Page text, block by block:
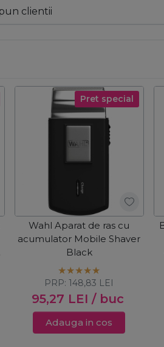
clientii
Pret special
Wahl Aparat de ras cu
acumulator Mobile Shaver
Black
95,27 LEI / buc
PRP:148,83 LEI
Adauga in cos